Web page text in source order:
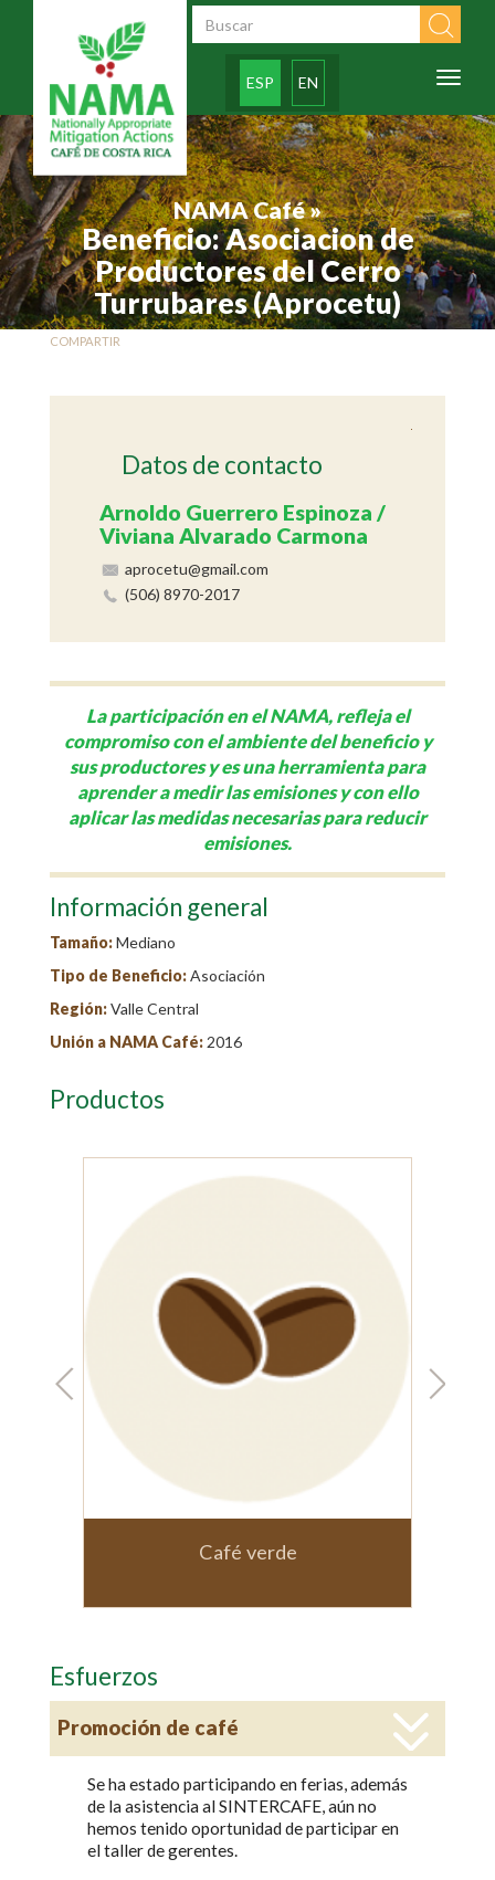
Formulario de
búsqueda
ESP EN
Toggle
NAMA Café »
Beneficio: Asociacion de
Productores del Cerro
Turrubares (Aprocetu)
COMPARTIR
Datos de contacto
Arnoldo Guerrero Espinoza /
Viviana Alvarado Carmona
aprocetu@gmail.com
(506) 8970-2017
La participación en el NAMA, refleja el
compromiso con el ambiente del beneficio y
sus productores y es una herramienta para
aprender a medir las emisiones y con ello
aplicar las medidas necesarias para reducir
emisiones.
Información general
Tamaño:Mediano
Tipo de Beneficio:Asociación
Región:Valle Central
Unión a NAMA Café: 2016
Productos
Café molido 500
Esfuerzos
Promoción de café
Se ha estado participando en ferias, además
de la asistencia al SINTERCAFE, aún no
hemos tenido oportunidad de participar en
el taller de gerentes.